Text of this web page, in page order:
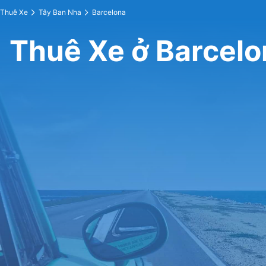
Thuê Xe Tây Ban Nha Barcelona
Thuê Xe ở